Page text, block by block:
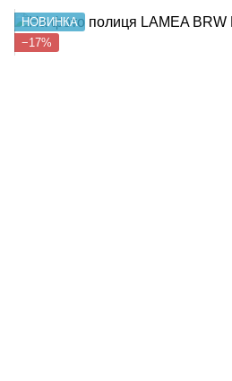
НОВИНКА
−17%